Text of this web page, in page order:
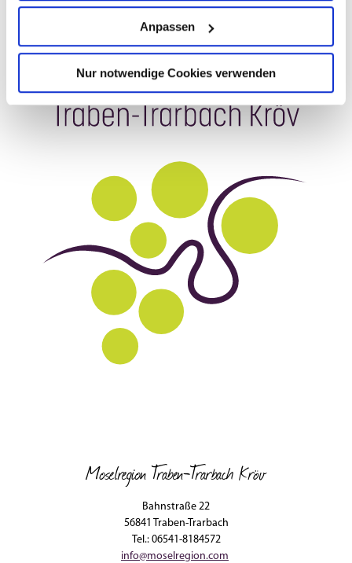
Anpassen
Nur notwendige Cookies verwenden
Moselregion Traben-Trarbach Kröv
Bahnstraße 22
56841 Traben-Trarbach
Tel.: 06541-8184572
info@moselregion.com